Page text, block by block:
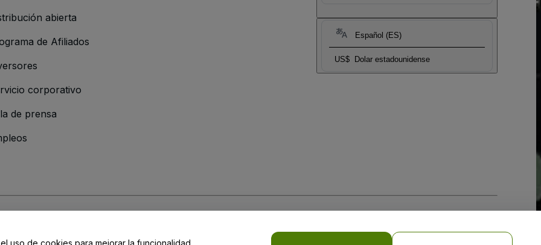
Español (ES)
US$ Dolar estadounidense
abierta
de Afiliados
corporativo
de prensa
y de laPolítica de Privacidad para Móviles
uso de cookies para mejorar la funcionalidad